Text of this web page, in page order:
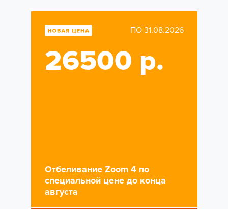
ПО 31.08.2026
26500 р.
Отбеливание Zoom 4 по
специальной цене до конца
августа